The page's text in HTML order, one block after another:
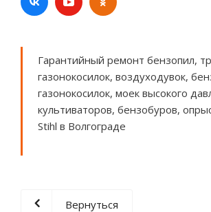
Гарантийный ремонт бензопил,
газонокосилок, воздуходувок,
газонокосилок, моек высокого
культиваторов, бензобуров,
Stihl в Волгограде
Вернуться